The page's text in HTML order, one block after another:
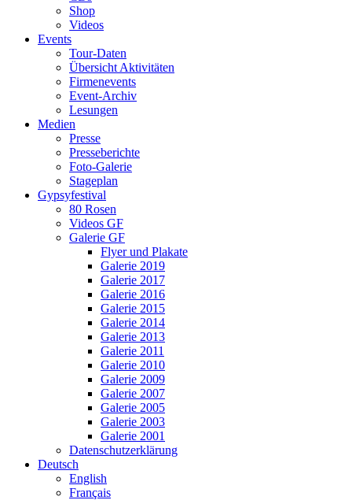
Shop
Videos
Events
Tour-Daten
Übersicht Aktivitäten
Firmenevents
Event-Archiv
Lesungen
Medien
Presse
Presseberichte
Foto-Galerie
Stageplan
Gypsyfestival
80 Rosen
Videos GF
Galerie GF
Flyer und Plakate
Galerie 2019
Galerie 2017
Galerie 2016
Galerie 2015
Galerie 2014
Galerie 2013
Galerie 2011
Galerie 2010
Galerie 2009
Galerie 2007
Galerie 2005
Galerie 2003
Galerie 2001
Datenschutzerklärung
Deutsch
English
Français